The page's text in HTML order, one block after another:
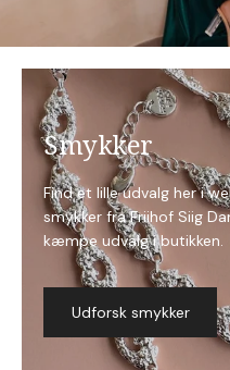
Smykker
Find et lille udvalg her i
smykker fra Friihof Siig
kæmpe udvalg i butikken.
Udforsk smykker